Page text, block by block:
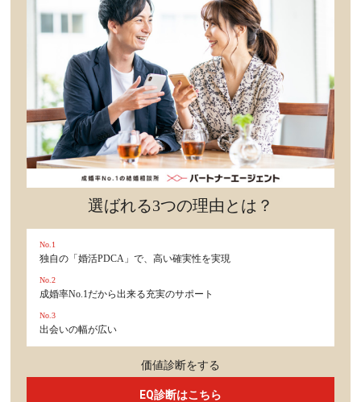
カルチャー・トレンド・芸能
選ばれる3つの理由とは？
No.1
独自の「婚活PDCA」で、高い確実性を実現
No.2
成婚率No.1だから出来る充実のサポート
No.3
出会いの幅が広い
価値診断をする
EQ診断はこちら